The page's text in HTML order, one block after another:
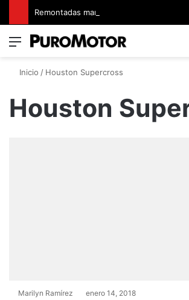
Menú
Inicio / Houston Supercross
Houston
Marilyn Ramírez enero 14, 2018